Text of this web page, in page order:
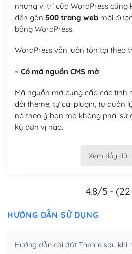
nhưng vị trí của WordPress cũng
đến gần 500 trang webmới
bằng WordPress.
WordPress vẫn luôn tồn tại theo
– Có mã nguồn CMS mở
Mã nguồn mở cung cấp các tính
đổi theme, tự cài plugin, tự quản
nó theo ý bạn mà không phải sử
kỳ đơn vị nào.
Việc của bạn là đăng ký một tên
hóa nội dung cho SEO.
Xem đầy đủ
4.8/5 -
HƯỚNG DẪN SỬ DỤNG
Hướng dẫn cài đặt Theme sau khi